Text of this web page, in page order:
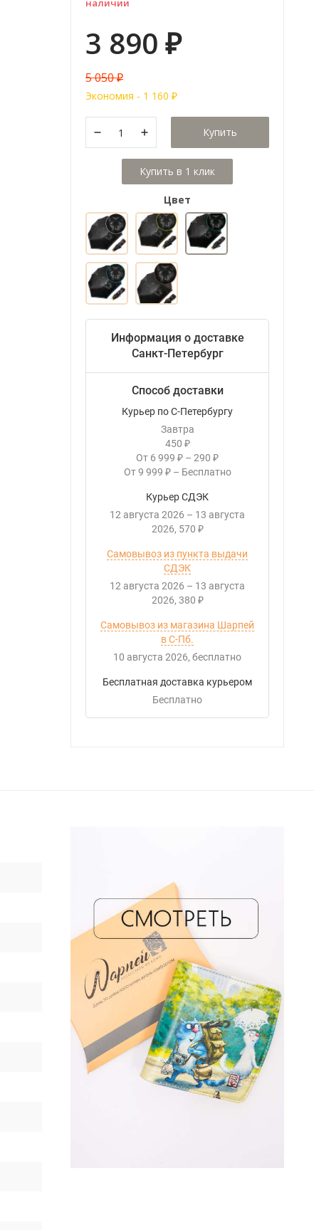
наличии
3 890 ₽
5 050₽
Экономия - 1 160 ₽
Купить
Цвет
Информация о доставке
Санкт-Петербург
Способ доставки
Курьер по С-Петербургу
Завтра
450 ₽
От 6 999 ₽ – 290 ₽
От 9 999 ₽ – Бесплатно
Курьер СДЭК
12 августа 2026 – 13 августа
2026 570 ₽
Самовывоз из пункта выдачи
СДЭК
12 августа 2026 – 13 августа
2026 380 ₽
Самовывоз из магазина Шарпей
в С-Пб.
10 августа 2026
Бесплатно
Бесплатная доставка курьером
Бесплатно